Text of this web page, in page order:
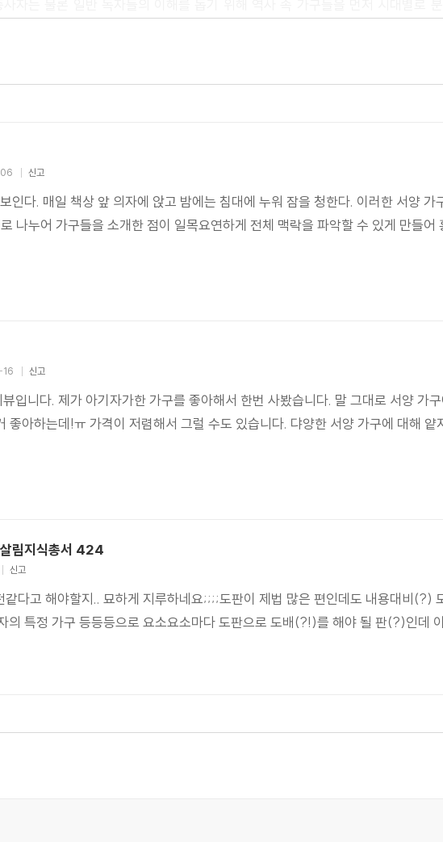
?’ ‘나폴레옹 시대의 의자는 어째서 불편하게 만들어졌을까?’ 서양 역사를
신고
인다. 매일 책상 앞 의자에 앉고 밤에는 침대에 누워 잠을 청한다. 이러한 서양
나누어 가구들을 소개한 점이 일목요연하게 전체 맥락을 파악할 수 있게 만들
신고
입니다. 제가 아기자가한 가구를 좋아해서 한번 사봤습니다. 말 그대로 서양 가
좋아하는데!ㅠ 가격이 저렴해서 그럴 수도 있습니다. 댜양한 서양 가구에 대해
림지식총서 424
신고
같다고 해야할지.. 묘하게 지루하네요;;;;도판이 제법 많은 편인데도 내용대비
의 특정 가구 등등등으로 요소요소마다 도판으로 도배(?!)를 해야 될 판(?)인데